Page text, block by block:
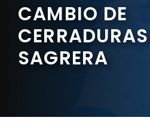
CAMBIO DE
SAGRERA